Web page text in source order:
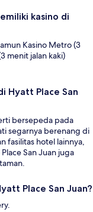
kasino di
Kasino Metro (3
menit jalan kaki)
Hyatt Place San
bersepeda pada
segarnya berenang di
fasilitas hotel lainnya,
San Juan juga
Place San Juan?